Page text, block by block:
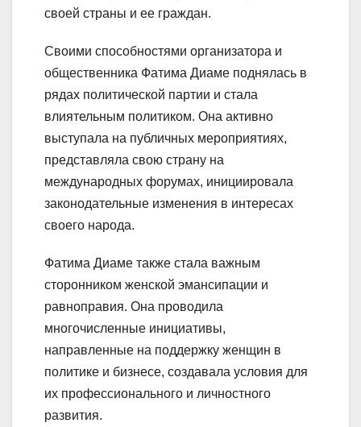
своей страны и ее граждан.
Своими способностями организатора и
общественника Фатима Диаме поднялась в
рядах политической партии и стала
влиятельным политиком. Она активно
выступала на публичных мероприятиях,
представляла свою страну на
международных форумах, инициировала
законодательные изменения в интересах
своего народа.
Фатима Диаме также стала важным
сторонником женской эмансипации и
равноправия. Она проводила
многочисленные инициативы,
направленные на поддержку женщин в
политике и бизнесе, создавала условия для
их профессионального и личностного
развития.